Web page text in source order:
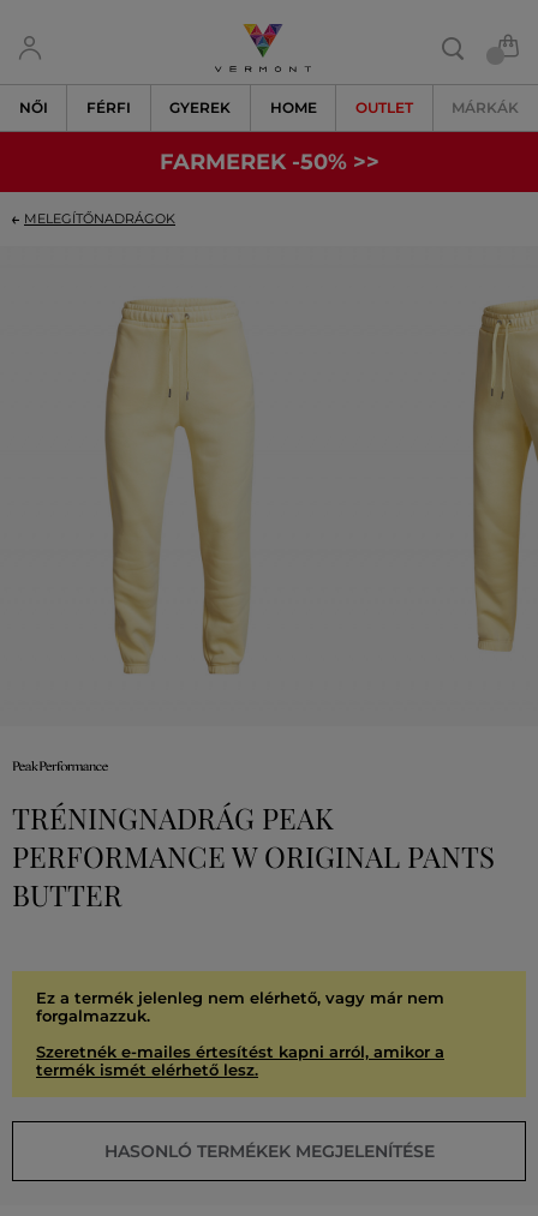
NŐI FÉRFI GYEREK HOME OUTLET MÁRKÁK
FARMEREK -50% >>
MELEGÍTŐNADRÁGOK
TRÉNINGNADRÁG PEAK
PERFORMANCE W ORIGINAL PANTS
BUTTER
Ez a termék jelenleg nem elérhető, vagy már nem
forgalmazzuk.
Szeretnék e-mailes értesítést kapni arról, amikor a
termék ismét elérhető lesz.
HASONLÓ TERMÉKEK MEGJELENÍTÉSE